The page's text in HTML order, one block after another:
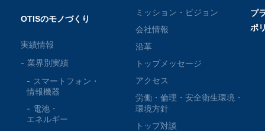
OTISのモノづくり
実績情報
業界別実績
スマートフォン・
情報機器
電池・
エネルギー
ミッション・ビジョン
会社情報
沿革
トップメッセージ
アクセス
労働・倫理・安全衛生環境・
環境方針
トップ対談
プ
ポ